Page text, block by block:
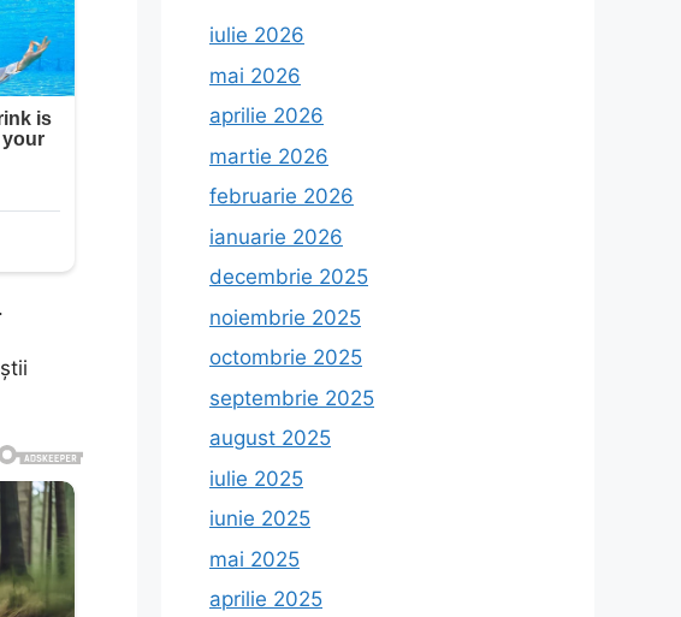
iulie 2026
mai 2026
aprilie 2026
martie 2026
februarie 2026
ianuarie 2026
decembrie 2025
noiembrie 2025
octombrie 2025
septembrie 2025
august 2025
iulie 2025
iunie 2025
mai 2025
aprilie 2025